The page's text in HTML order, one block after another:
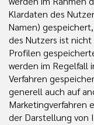
Klardaten des
Namen)
des Nutzers ist
Profilen
werden im Regelfall
Verfahren
generell auch auf
Marketingverfahren
der Darstellung von